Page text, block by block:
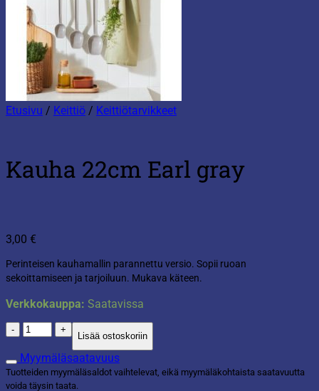
Etusivu / Keittiö / Keittiötarvikkeet
Kauha 22cm Earl gray
3,00 €
Perinteisen kauhamallin parannettu versio. Sopii ruoan
sekoittamiseen ja tarjoiluun. Mukava käteen.
Verkkokauppa: Saatavissa
Kauha
22cm
Earl
gray
määrä
Lisää ostoskoriin
Myymäläsaatavuus
Tuotteiden myymäläsaldot vaihtelevat, eikä myymäläkohtaista saatavuutta
voida täysin taata.